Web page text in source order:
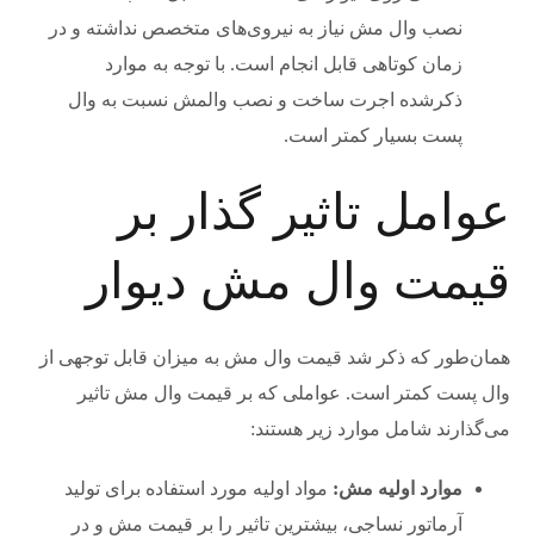
نصب وال مش نیاز به نیروی‌های متخصص نداشته و در
زمان کوتاهی قابل انجام است. با توجه به موارد
ذکر‌شده اجرت ساخت و نصب والمش نسبت به وال
پست بسیار کمتر است.
عوامل تاثیر گذار بر
قیمت وال مش دیوار
همان‌طور که ذکر شد قیمت وال مش به میزان قابل توجهی از
وال پست کمتر است. عواملی که بر قیمت وال مش تاثیر
می‌گذارند شامل موارد زیر هستند:
موارد اولیه مش: مواد اولیه مورد استفاده برای تولید
آرماتور نساجی، بیشترین تاثیر را بر قیمت مش و در